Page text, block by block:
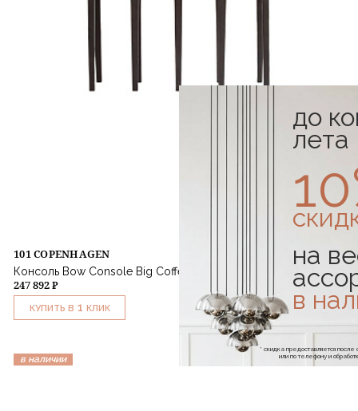
101 COPENHAGEN
Консоль Bow Console Big Coffee
247 892 ₽
КУПИТЬ В 1 КЛИК
в наличии
до
лета
на
в
* скидка предоставляется
или по телефону и